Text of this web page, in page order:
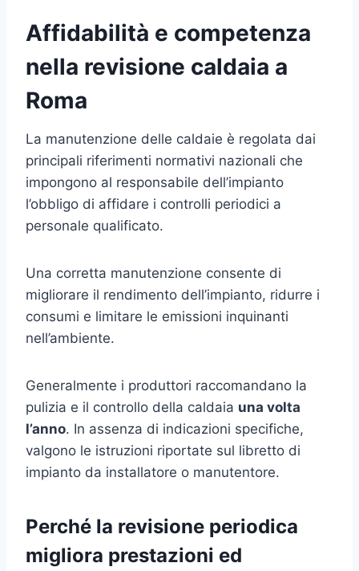
Affidabilità e competenza
nella revisione caldaia a
Roma
La manutenzione delle caldaie è regolata dai
principali riferimenti normativi nazionali che
impongono al responsabile dell’impianto
l’obbligo di affidare i controlli periodici a
personale qualificato.
Una corretta manutenzione consente di
migliorare il rendimento dell’impianto, ridurre i
consumi e limitare le emissioni inquinanti
nell’ambiente.
Generalmente i produttori raccomandano la
pulizia e il controllo della caldaia una volta
l’anno. In assenza di indicazioni specifiche,
valgono le istruzioni riportate sul libretto di
impianto da installatore o manutentore.
Perché la revisione periodica
migliora prestazioni ed